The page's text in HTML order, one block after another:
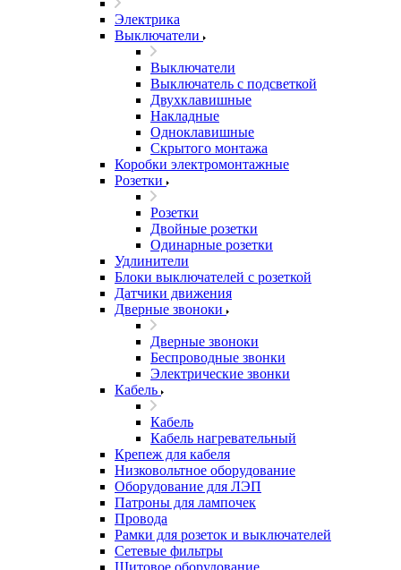
Электрика
Выключатели
Выключатели
Выключатель с подсветкой
Двухклавишные
Накладные
Одноклавишные
Скрытого монтажа
Коробки электромонтажные
Розетки
Розетки
Двойные розетки
Одинарные розетки
Удлинители
Блоки выключателей с розеткой
Датчики движения
Дверные звоноки
Дверные звоноки
Беспроводные звонки
Электрические звонки
Кабель
Кабель
Кабель нагревательный
Крепеж для кабеля
Низковольтное оборудование
Оборудование для ЛЭП
Патроны для лампочек
Провода
Рамки для розеток и выключателей
Сетевые фильтры
Щитовое оборудование